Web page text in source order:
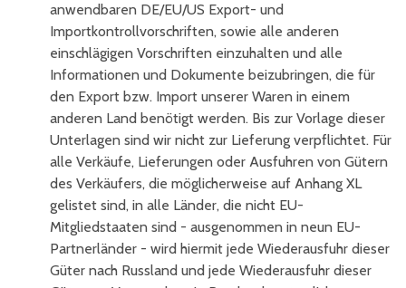
anwendbaren DE/EU/US Export- und
Importkontrollvorschriften, sowie alle anderen
einschlägigen Vorschriften einzuhalten und alle
Informationen und Dokumente beizubringen, die für
den Export bzw. Import unserer Waren in einem
anderen Land benötigt werden. Bis zur Vorlage dieser
Unterlagen sind wir nicht zur Lieferung verpflichtet. Für
alle Verkäufe, Lieferungen oder Ausfuhren von Gütern
des Verkäufers, die möglicherweise auf Anhang XL
gelistet sind, in alle Länder, die nicht EU-
Mitgliedstaaten sind - ausgenommen in neun EU-
Partnerländer - wird hiermit jede Wiederausfuhr dieser
Güter nach Russland und jede Wiederausfuhr dieser